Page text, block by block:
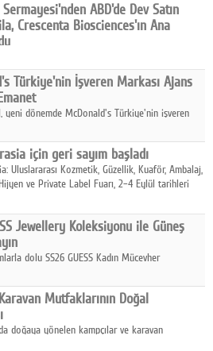
ABD'de Dev Satın
Crescenta Biosciences'ın Ana
ölçeğe taşıyan satın alma hamlesini
Türkiye'nin İşveren Markası Ajans
yeni dönemde McDonald's Türkiye'nin işveren
için geri sayım başladı
Uluslararası Kozmetik, Güzellik, Kuaför, Ambalaj,
ve Private Label Fuarı, 2–4 Eylül tarihleri
Jewellery Koleksiyonu ile Güneş
dolu SS26 GUESS Kadın Mücevher
Mutfaklarının Doğal
doğaya yönelen kampçılar ve karavan